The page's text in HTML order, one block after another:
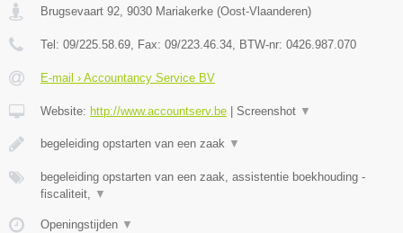
Brugsevaart 92 9030 Mariakerke (Oost-Vlaanderen)
Tel: 09/225.58.69 , Fax: 09/223.46.34 , BTW-nr: 0426.987.070
E-mail › Accountancy Service BV
Website: http://www.accountserv.be Screenshot ▼
begeleiding opstarten van een zaak ▼
begeleiding opstarten van een zaak, assistentie boekhouding -
fiscaliteit,
▼
Openingstijden ▼